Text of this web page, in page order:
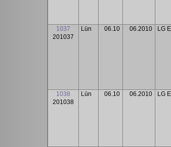
1037
201037
Lün 06.10 06.2010 LG
1038
201038
Lün 06.10 06.2010 LG